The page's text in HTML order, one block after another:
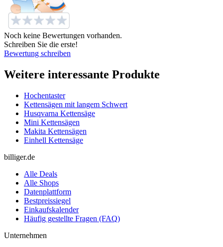
Noch keine Bewertungen vorhanden.
Schreiben Sie die erste!
Bewertung schreiben
Weitere interessante Produkte
Hochentaster
Kettensägen mit langem Schwert
Husqvarna Kettensäge
Mini Kettensägen
Makita Kettensägen
Einhell Kettensäge
billiger.de
Alle Deals
Alle Shops
Datenplattform
Bestpreissiegel
Einkaufskalender
Häufig gestellte Fragen (FAQ)
Unternehmen